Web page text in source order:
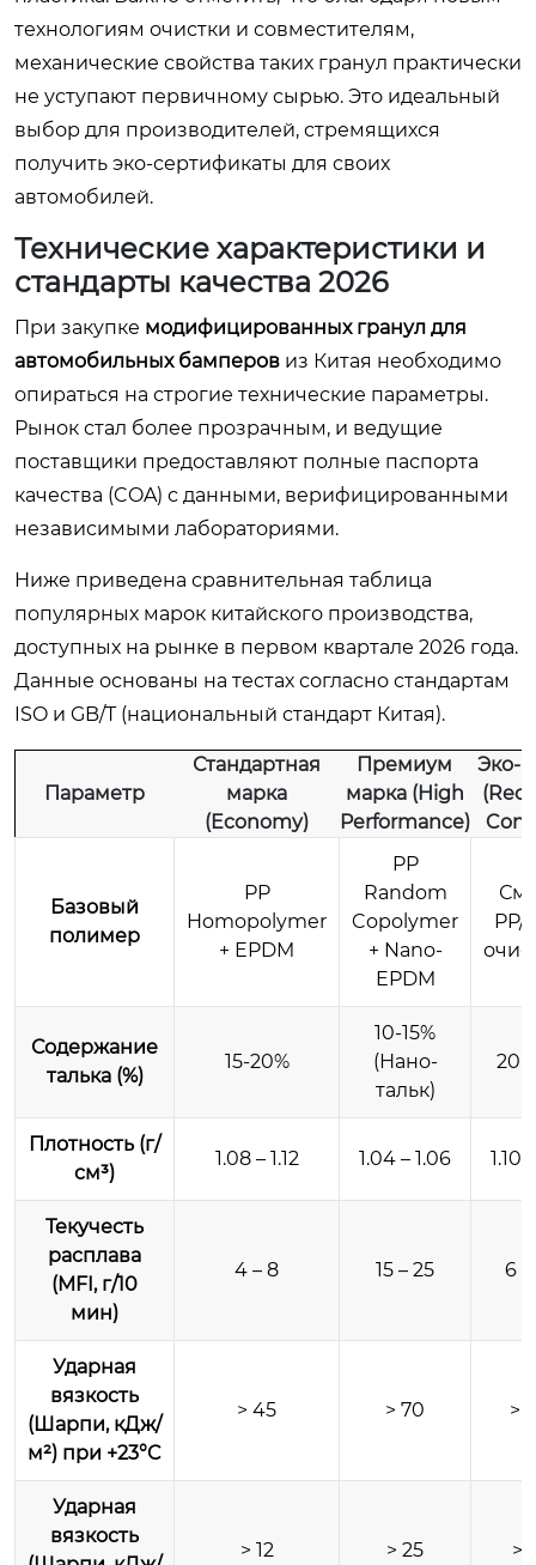
технологиям очистки и совместителям,
механические свойства таких гранул практически
не уступают первичному сырью. Это идеальный
выбор для производителей, стремящихся
получить эко-сертификаты для своих
автомобилей.
Технические характеристики и
стандарты качества 2026
При закупке модифицированных гранул для
автомобильных бамперов из Китая необходимо
опираться на строгие технические параметры.
Рынок стал более прозрачным, и ведущие
поставщики предоставляют полные паспорта
качества (COA) с данными, верифицированными
независимыми лабораториями.
Ниже приведена сравнительная таблица
популярных марок китайского производства,
доступных на рынке в первом квартале 2026 года.
Данные основаны на тестах согласно стандартам
ISO и GB/T (национальный стандарт Китая).
Параметр
Стандартная
марка
(Economy)
Премиум
марка (High
Performance)
Эко-
Базовый
полимер
PP
Homopolymer
+ EPDM
PP
Random
Copolymer
+ Nano-
EPDM
PP/
Содержание
талька (%)
15-20%
10-15%
(Нано-
тальк)
20-
Плотность (г/
см³)
1.08 – 1.12 1.04 – 1.06 1.10
Текучесть
расплава
(MFI, г/10
мин)
4 – 8 15 – 25 6 –
Ударная
вязкость
(Шарпи, кДж/
м²) при +23°C
> 45 > 70 >
Ударная
вязкость
> 12 > 25 >